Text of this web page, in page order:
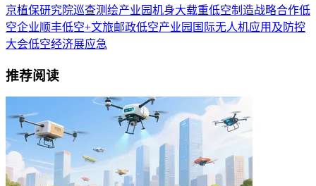
京植保研究院巡查测绘产业园机身大载重低空制造战略合作低
空企业顺丰低空+文旅邮政低空产业园 国际无人机应用及防控
大会低空经济展应急
推荐阅读